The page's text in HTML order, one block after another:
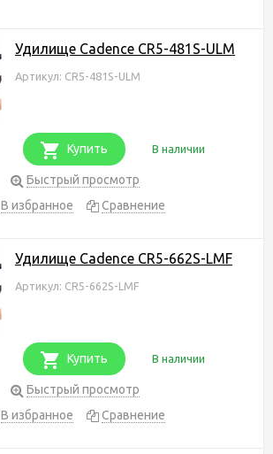
Удилище Cadence CR5-481S-ULM
Артикул: CR5-481S-ULM
Купить В наличии
Быстрый просмотр
В избранное
Сравнение
Удилище Cadence CR5-662S-LMF
Артикул: CR5-662S-LMF
Купить В наличии
Быстрый просмотр
В избранное
Сравнение